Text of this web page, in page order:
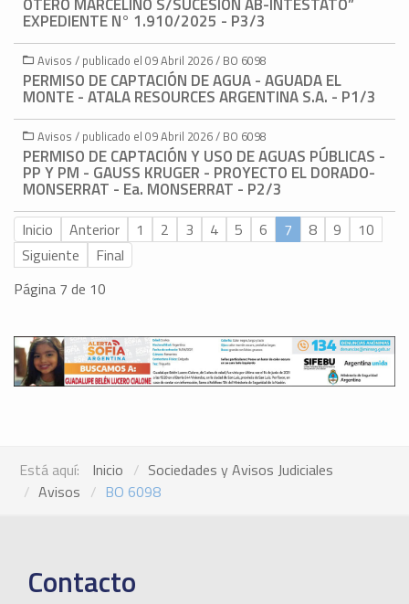
OTERO MARCELINO S/SUCESIÓN AB-INTESTATO”
EXPEDIENTE N° 1.910/2025 - P3/3
Avisos / publicado el 09 Abril 2026 / BO 6098
PERMISO DE CAPTACIÓN DE AGUA - AGUADA EL
MONTE - ATALA RESOURCES ARGENTINA S.A. - P1/3
Avisos / publicado el 09 Abril 2026 / BO 6098
PERMISO DE CAPTACIÓN Y USO DE AGUAS PÚBLICAS -
PP Y PM - GAUSS KRUGER - PROYECTO EL DORADO-
MONSERRAT - Ea. MONSERRAT - P2/3
Inicio Anterior 1 2 3 4 5 6 7 8 9
10
Siguiente
Final
Página 7 de 10
Está aquí: Inicio
Sociedades y Avisos Judiciales
Avisos
BO 6098
Contacto